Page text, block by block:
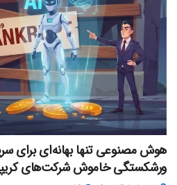
هوش مصنوعی تنها بهانه‌ای برای
ورشکستگی خاموش شرکت‌های